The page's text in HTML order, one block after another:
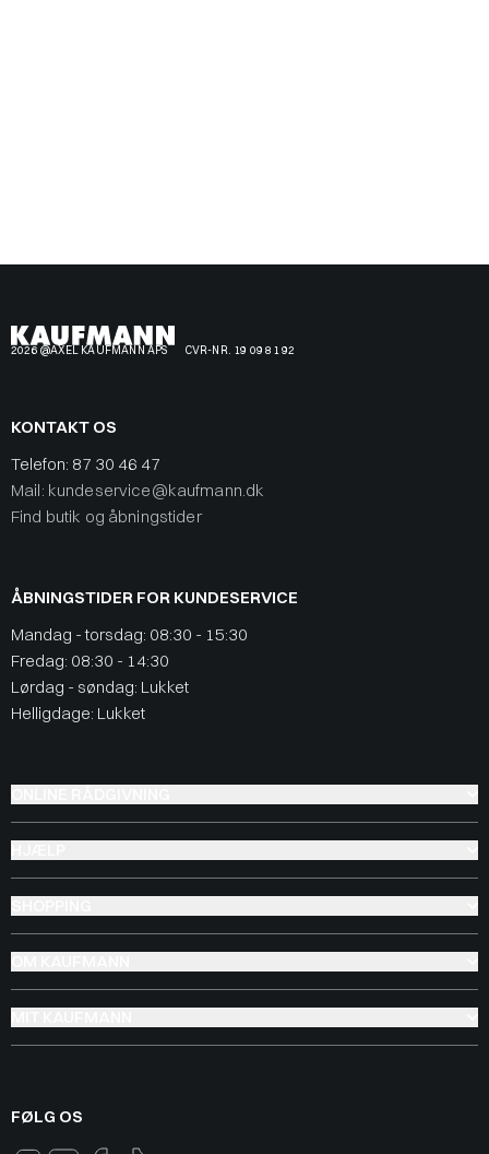
2026 @AXEL KAUFMANN APS CVR-NR. 19 09 81 92
KONTAKT OS
Telefon: 87 30 46 47
Mail: kundeservice@kaufmann.dk
Find butik og åbningstider
ÅBNINGSTIDER FOR KUNDESERVICE
Mandag - torsdag: 08:30 - 15:30
Fredag: 08:30 - 14:30
Lørdag - søndag: Lukket
Helligdage: Lukket
FØLG OS